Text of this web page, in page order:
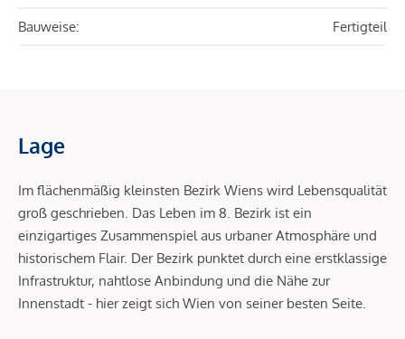
Bauweise: Fertigteil
Lage
Im flächenmäßig kleinsten Bezirk Wiens wird Lebensqualität
groß geschrieben. Das Leben im 8. Bezirk ist ein
einzigartiges Zusammenspiel aus urbaner Atmosphäre und
historischem Flair. Der Bezirk punktet durch eine erstklassige
Infrastruktur, nahtlose Anbindung und die Nähe zur
Innenstadt - hier zeigt sich Wien von seiner besten Seite.